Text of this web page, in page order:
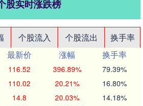
股实时涨跌榜
个股流入 个股流出
换手率
最新价 涨幅
换手率
116.52 396.89% 79.39%
110.02 20.21% 16.80%
14.8 20.03% 14.18%